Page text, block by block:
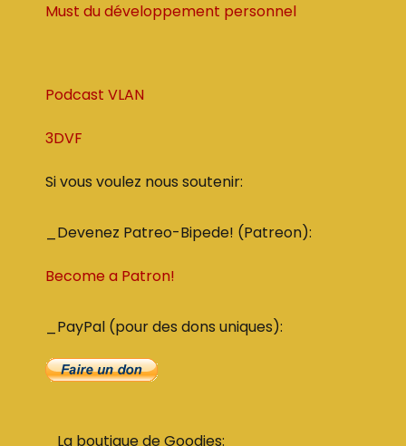
Must du développement personnel
Podcast VLAN
3DVF
Si vous voulez nous soutenir:
_Devenez Patreo-Bipede! (Patreon):
Become a Patron!
_PayPal (pour des dons uniques):
_La boutique de Goodies: